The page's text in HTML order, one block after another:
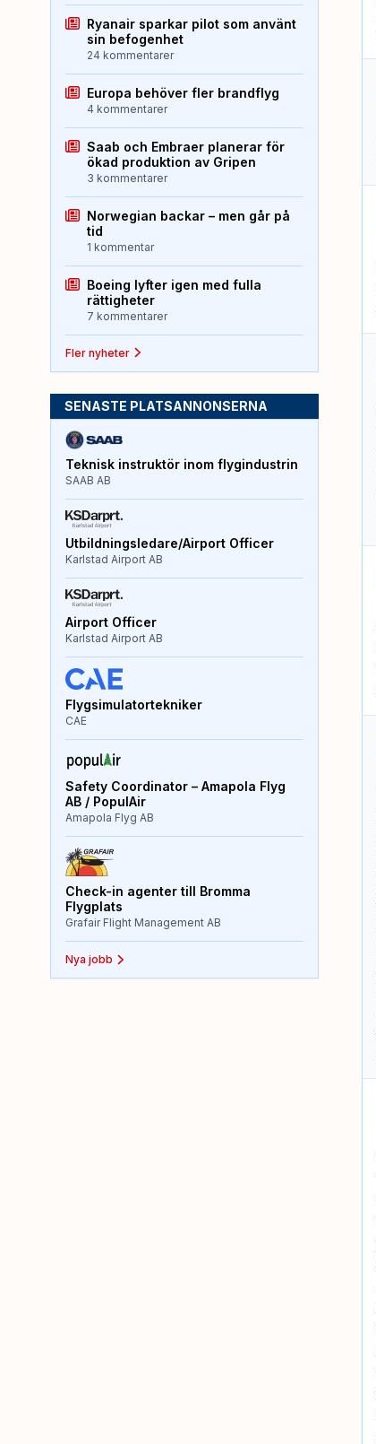
Ryanair sparkar pilot som använt
sin befogenhet
24 kommentarer
Europa behöver fler brandflyg
4 kommentarer
Saab och Embraer planerar för
ökad produktion av Gripen
3 kommentarer
Norwegian backar – men går på
tid
1 kommentar
Boeing lyfter igen med fulla
rättigheter
7 kommentarer
Fler nyheter
SENASTE PLATSANNONSERNA
Teknisk instruktör inom flygindustrin
SAAB AB
Utbildningsledare/Airport Officer
Karlstad Airport AB
Airport Officer
Karlstad Airport AB
Flygsimulatortekniker
CAE
Safety Coordinator – Amapola Flyg
AB / PopulAir
Amapola Flyg AB
Check-in agenter till Bromma
Flygplats
Grafair Flight Management AB
Nya jobb